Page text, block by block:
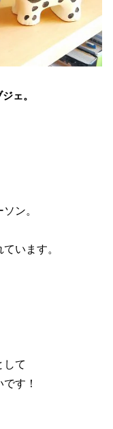
ェ。
ン。
います。
して
す！